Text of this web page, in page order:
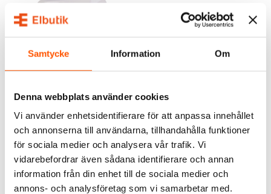
Samtycke Information Om
Denna webbplats använder cookies
Vi använder enhetsidentifierare för att anpassa innehållet
och annonserna till användarna, tillhandahålla funktioner
för sociala medier och analysera vår trafik. Vi
vidarebefordrar även sådana identifierare och annan
information från din enhet till de sociala medier och
annons- och analysföretag som vi samarbetar med.
Schneider Electric Eljo
Ojordat
Schneider Electric
179,00 kr
LÄGG I VARUKORG
I webblager: 44 st
Schneider Electric
Schenider Vägguttag 2-
vägs med jord inf. IP44
Antracit Skruv
Schneider Electric
359,00 kr
I webblager: 82 st